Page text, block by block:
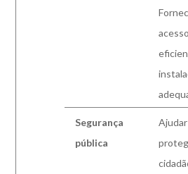
Segurança
pública